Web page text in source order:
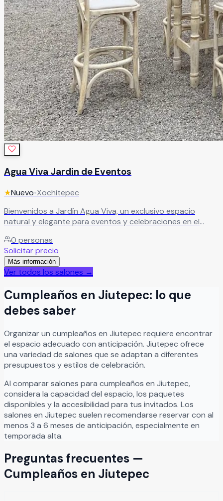
Agua Viva Jardin de Eventos
★Nuevo•Xochitepec
Bienvenidos a Jardín Agua Viva, un exclusivo espacio
natural y elegante para eventos y celebraciones en el
inolvidables rodeadas de naturaleza, ofrecemos el
escenario perfecto para bodas, XV años, graduaciones,
aniversarios, eventos sociales, ceremonias civiles o
religiosas y reuniones especiales al aire libre.
0 personas
Solicitar precio
Más información
Ver todos los salones →
Cumpleaños en Jiutepec: lo que
debes saber
Organizarun cumpleaños en Jiutepec requiere encontrar
el espacio adecuado con anticipación. Jiutepec ofrece
una variedad de salones que se adaptan a diferentes
presupuestos y estilos de celebración.
Al comparar salones para cumpleaños en Jiutepec,
considera la capacidad del espacio, los paquetes
disponibles y la accesibilidad para tus invitados. Los
salones en Jiutepec suelen recomendarse reservar con al
menos 3 a 6 meses de anticipación, especialmente en
temporada alta.
Preguntas frecuentes —
Cumpleaños en Jiutepec